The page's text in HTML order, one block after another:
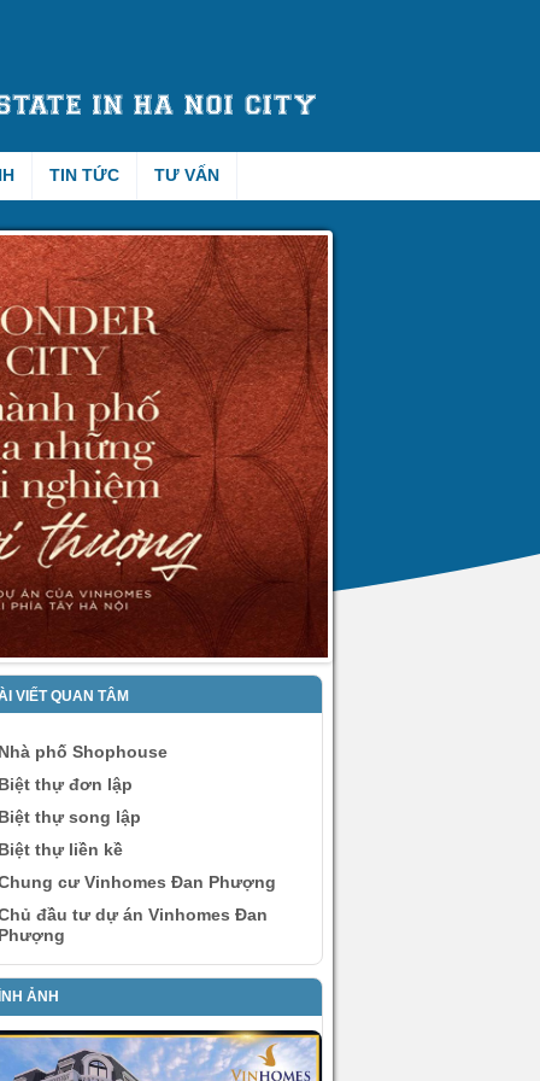
TIN TỨC TƯ VẤN
VIẾT QUAN TÂM
phố Shophouse
thự đơn lập
thự song lập
thự liền kề
cư Vinhomes Đan Phượng
đầu tư dự án Vinhomes Đan
ẢNH